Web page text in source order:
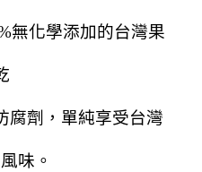
無化學添加的台灣果
腐劑，單純享受台灣
味。